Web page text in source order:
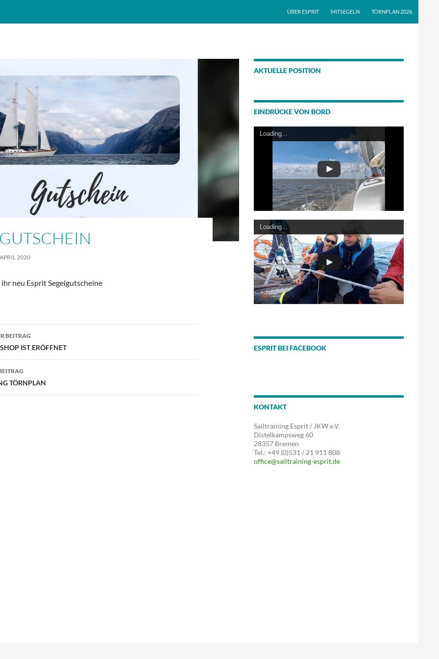
ÜBER ESPRIT MITSEGELN TÖRNPLAN 2026
2020
neu Esprit Segelgutscheine
BEITRAG
IST ERÖFFNET
TÖRNPLAN
AKTUELLE POSITION
EINDRÜCKE VON BORD
Loading...
Loading...
ESPRIT BEI FACEBOOK
KONTAKT
Sailtraining Esprit / JKW e.V.
Distelkampsweg 60
28357 Bremen
Tel.: +49 (0)531 / 21 911 808
office@sailtraining-esprit.de